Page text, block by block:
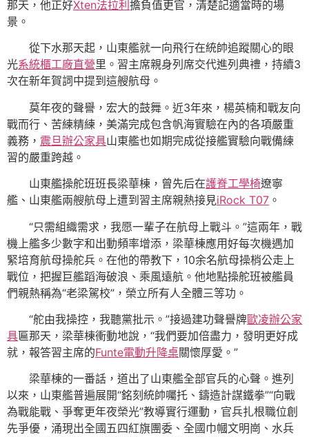
那天，他正好Xten法拉利 擔負值更官，清楚記適當時的場
景。
從下水那天起，山東艦就一向飛行在統帥追蹤關心的眼
光系統櫃工廠直營里。習主席親身列席交代進列典禮，持續3
次在新年賀詞中提到這艘航母。
莫年夜的聲譽，宏大的鼓舞。近3年來，楊英楠和戰友向
戰而行、苦練精練，美滿完成包含帆海實驗在內的各項嚴重
義務， 震旦辦公家具山東艦也如期完成從接艦實驗向戰備練
習的嚴重跨越。
山東艦操舵班班長梁華棟，曾先后在護脊工學椅遼寧
艦、山東艦兩艘航母上遭到習主席親熱接見iRock T07 。
“只需組織需求，我愿一輩子在航母上戰斗。”這兩年，戰
機上艦多少數字和出動頻率增添，梁華棟應用好每次機遇加
緊培育航母操舵兵。在他的帶教下，10余名航母操梢公走上
戰位，把握巨艦蹈海破浪、乘風遠航。他地點操舵班被艦員
們親熱稱為“老梁駕校”，榮立所有人全體三等功。
“舵由我操控，我聽黨批示。”接過建功聲譽牌歐凌辦公家
具匾那天，梁華棟衝動地說，“我們要加倍盡力，發明更好成
就，報答習主席的Funte電動升降桌關懷厚愛。”
梁華棟的一番話，道出了山東艦全部官兵的心聲。進列
以來，山東艦普遍展開“銘刻統帥囑托、鑄造計謀鐵拳”“向戰
為戰能戰、爭奪更年夜榮光”教導實行運動，官兵扎根職位創
先爭優，涌現出全國五四紅旗團委、全國巾幗文明崗、水兵